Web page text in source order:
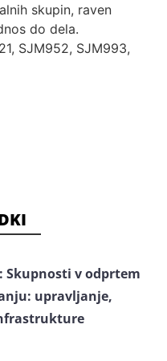
skupin, raven
do dela.
SJM952, SJM993,
Skupnosti v odprtem
upravljanje,